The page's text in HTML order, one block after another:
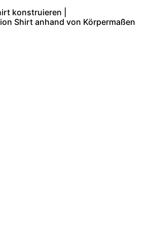
konstruieren |
Shirt anhand von Körpermaßen